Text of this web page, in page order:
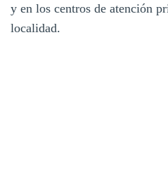
y en los centros de atención
localidad.